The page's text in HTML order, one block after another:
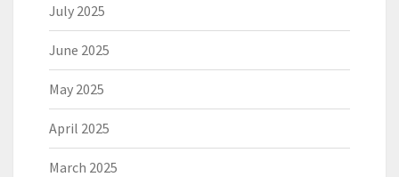
July 2025
June 2025
May 2025
April 2025
March 2025